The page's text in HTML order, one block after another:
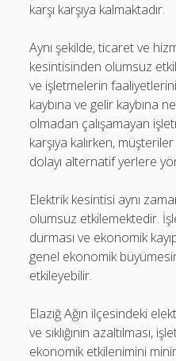
karşı karşıya kalmaktadır.
Aynı şekilde, ticaret ve
kesintisinden olumsuz
ve işletmelerin
kaybına ve gelir kaybına
olmadan çalışamayan
karşıya kalırken,
dolayı alternatif yerlere
Elektrik kesintisi aynı
olumsuz etkilemektedir.
durması ve ekonomik
genel ekonomik
etkileyebilir.
Elazığ Ağın ilçesindeki
ve sıklığının azaltılması,
ekonomik etkilenimini